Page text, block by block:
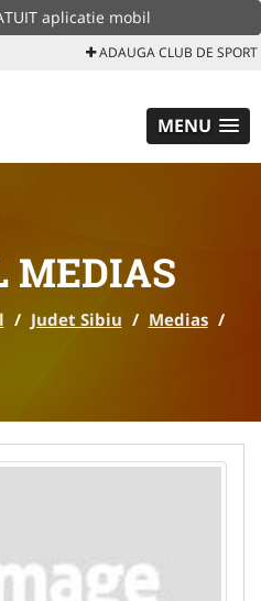
aplicatie mobil
ADAUGA CLUB DE SPORT
MENU
MEDIAS
/ Judet Sibiu / Medias /